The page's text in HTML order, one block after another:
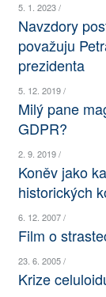
NEJČTENĚJŠÍ
AUTOŘI
PŘÍSPĚVKY NA
RUBRIKY
PLNÁ VERZE
5. 1. 2023 /
Navzdory
považuju
prezidenta
5. 12. 2019 /
Milý pane
GDPR?
2. 9. 2019 /
Koněv jako
historických
6. 12. 2007 /
Film o
23. 6. 2005 /
Krize